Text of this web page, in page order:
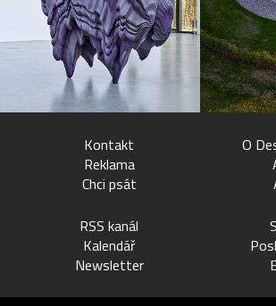
Kontakt
Reklama
Chci psát
O
RSS kanál
Kalendář
Newsletter